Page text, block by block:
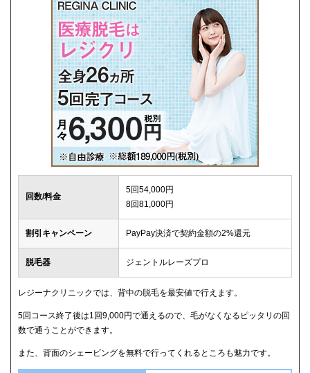
回数/料金
5回54,000円
8回81,000円
割引キャンペーン PayPay決済で契約金額の2%還元
脱毛器 ジェントルレーズプロ
レジーナクリニックでは、背中の脱毛を最安値で行えます。
5回コース終了後は1回9,000円で通えるので、毛がなくなるピッタリの回
数で通うことができます。
また、背面のシェービングを無料で行ってくれるところも魅力です。